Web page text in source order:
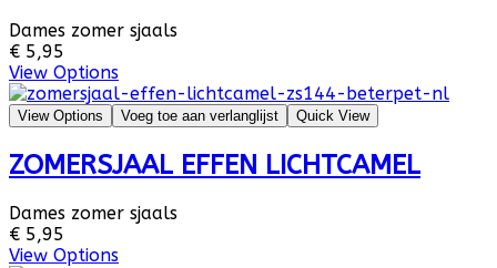
Dames zomer sjaals
€ 5,95
View Options
View Options Voeg toe aan verlanglijst Quick View
ZOMERSJAAL EFFEN LICHTCAMEL
Dames zomer sjaals
€ 5,95
View Options